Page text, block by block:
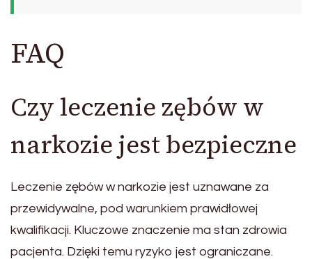
FAQ
Czy leczenie zębów w
narkozie jest bezpieczne
Leczenie zębów w narkozie jest uznawane za
przewidywalne, pod warunkiem prawidłowej
kwalifikacji. Kluczowe znaczenie ma stan zdrowia
pacjenta. Dzięki temu ryzyko jest ograniczane.